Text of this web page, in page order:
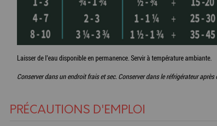
Laisser de l’eau disponible en permanence. Servir à température ambiante.
Conserver dans un endroit frais et sec. Conserver dans le réfrigérateur après
PRÉCAUTIONS D'EMPLOI